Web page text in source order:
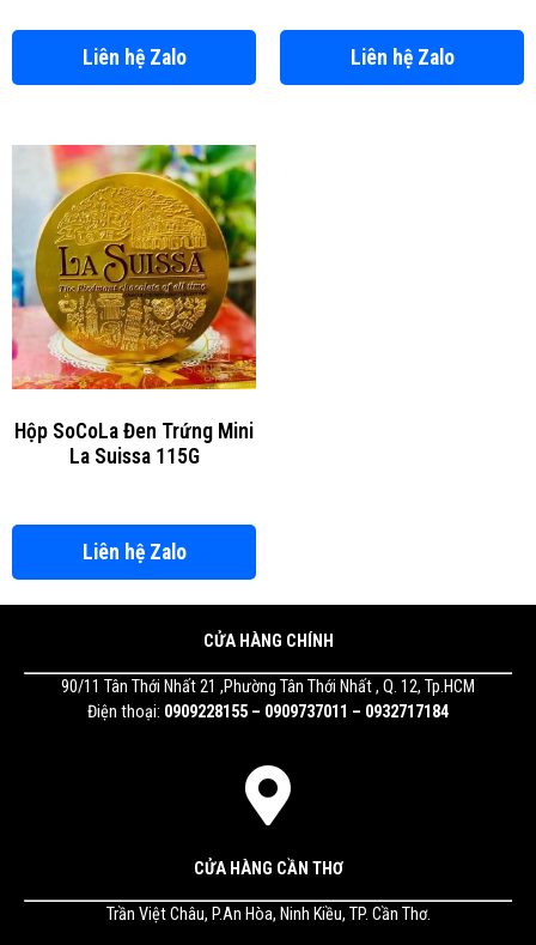
Liên hệ Zalo Liên hệ Zalo
Hộp SoCoLa Đen Trứng Mini
La Suissa 115G
Liên hệ Zalo
CỬA HÀNG CHÍNH
90/11 Tân Thới Nhất 21 ,Phường Tân Thới Nhất , Q. 12, Tp.HCM
Điện thoại: 0909228155 – 0909737011 – 0932717184
CỬA HÀNG CẦN THƠ
Trần Việt Châu, P.An Hòa, Ninh Kiều, TP. Cần Thơ.